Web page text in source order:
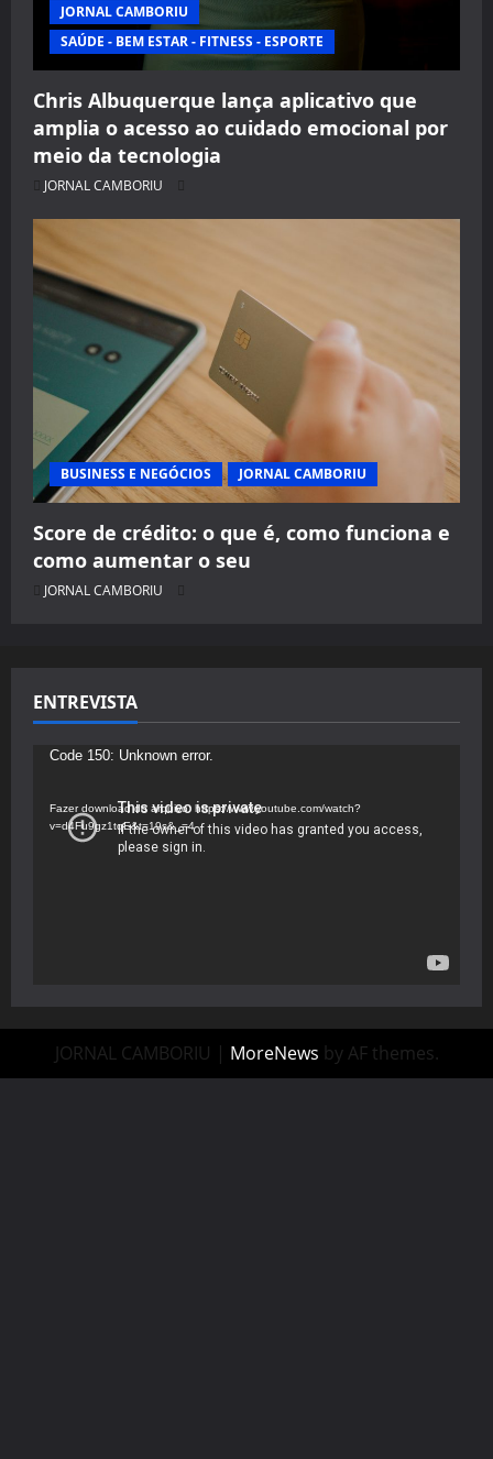
JORNAL CAMBORIU
SAÚDE - BEM ESTAR - FITNESS - ESPORTE
Chris Albuquerque lança aplicativo que
amplia o acesso ao cuidado emocional por
meio da tecnologia
JORNAL CAMBORIU
BUSINESS E NEGÓCIOS JORNAL CAMBORIU
Score de crédito: o que é, como funciona e
como aumentar o seu
JORNAL CAMBORIU
ENTREVISTA
Tocador
vídeo
Code 150: Unknown error.
Fazer download do arquivo: https://www.youtube.com/watch?
v=d4Fu9gz1tqE&t=19s&_=4
JORNAL CAMBORIU | MoreNews by AF themes.